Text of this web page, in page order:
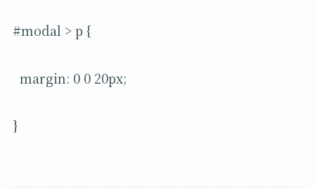
#modal > p {
margin: 0 0 20px;
}